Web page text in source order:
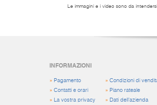
Le immagini e i video sono da
INFORMAZIONI
» Pagamento
» Contatti e orari
»
La vostra privacy
» Condizioni di
» Piano rateale
» Dati dell'azienda